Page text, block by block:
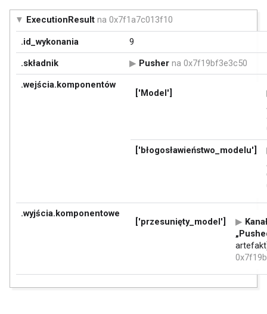
ExecutionResult na 0x7f1a7c013f10
.id_wykonania
9
.składnik
Pusher na 0x7f19bf3e3c50
.wejścia.komponentów
['Model']
['błogosławieństwo_modelu']
.wyjścia.komponentowe
['przesunięty_model']